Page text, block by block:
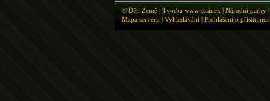
© Děti Země | Tvorba www stránek | Národní parky
Mapa serveru | Vyhledávání | Prohlášení o